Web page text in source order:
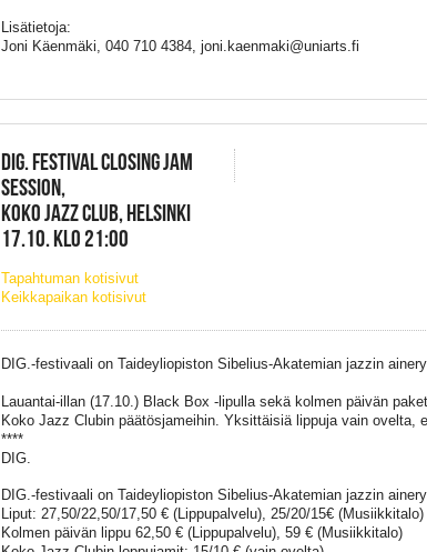
Lisätietoja:
Joni Käenmäki, 040 710 4384, joni.kaenmaki@uniarts.fi
DIG. FESTIVAL CLOSING JAM
SESSION,
KOKO JAZZ CLUB, HELSINKI
17.10. KLO 21:00
Tapahtuman kotisivut
Keikkapaikan kotisivut
DIG.-festivaali on Taideyliopiston Sibelius-Akatemian jazzin
Lauantai-illan (17.10.) Black Box -lipulla sekä kolmen päivän
Koko Jazz Clubin päätösjameihin. Yksittäisiä lippuja vain ovelta,
****
DIG.
DIG.-festivaali on Taideyliopiston Sibelius-Akatemian jazzin
Liput: 27,50/22,50/17,50 € (Lippupalvelu), 25/20/15€
Kolmen päivän lippu 62,50 € (Lippupalvelu), 59 € (Musiikkitalo)